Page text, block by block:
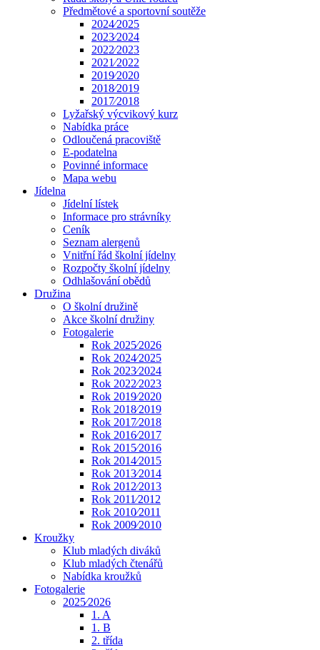
Předmětové a sportovní soutěže
2024⁄2025
2023⁄2024
2022⁄2023
2021⁄2022
2019⁄2020
2018⁄2019
2017⁄2018
Lyžařský výcvikový kurz
Nabídka práce
Odloučená pracoviště
E-podatelna
Povinné informace
Mapa webu
Jídelna
Jídelní lístek
Informace pro strávníky
Ceník
Seznam alergenů
Vnitřní řád školní jídelny
Rozpočty školní jídelny
Odhlašování obědů
Družina
O školní družině
Akce školní družiny
Fotogalerie
Rok 2025⁄2026
Rok 2024⁄2025
Rok 2023⁄2024
Rok 2022⁄2023
Rok 2019⁄2020
Rok 2018⁄2019
Rok 2017⁄2018
Rok 2016⁄2017
Rok 2015⁄2016
Rok 2014⁄2015
Rok 2013⁄2014
Rok 2012⁄2013
Rok 2011⁄2012
Rok 2010⁄2011
Rok 2009⁄2010
Kroužky
Klub mladých diváků
Klub mladých čtenářů
Nabídka kroužků
Fotogalerie
2025⁄2026
1. A
1. B
2. třída